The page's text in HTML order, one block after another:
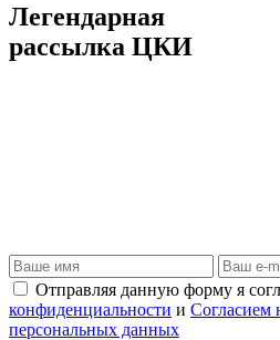
Легендарная
рассылка ЦКИ
Отправляя данную форму я
конфиденциальности и Согласием
персональных данных